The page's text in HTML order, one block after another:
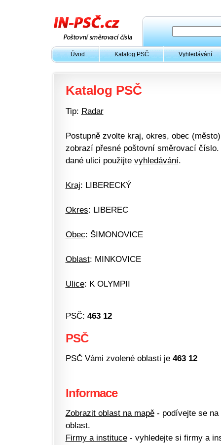
Úvod Katalog PSČ Vyhledávání
Katalog PSČ
Tip: Radar
Postupně zvolte kraj, okres, obec
zobrazí přesné poštovní směrovací
dané ulici použijte vyhledávání.
Kraj: LIBERECKÝ
Okres: LIBEREC
Obec: ŠIMONOVICE
Oblast: MINKOVICE
Ulice: K OLYMPII
PSČ: 463 12
PSČ
PSČ Vámi zvolené oblasti je 463 12
Informace
Zobrazit oblast na mapě- podívejte se na
oblast.
Firmy a instituce- vyhledejte si firmy a